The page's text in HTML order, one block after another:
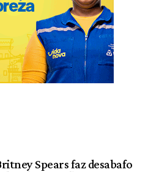
Spears faz desabafo